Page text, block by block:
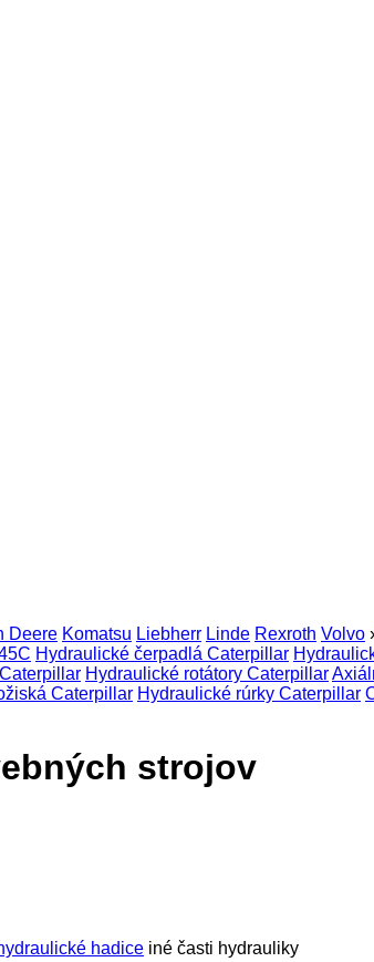
Deere Komatsu Liebherr Linde Rexroth Volvo
Hydraulické čerpadlá Caterpillar
Hydraulické rotátory Caterpillar
Caterpillar Hydraulické rúrky Caterpillar
strojov
hadice iné časti hydrauliky